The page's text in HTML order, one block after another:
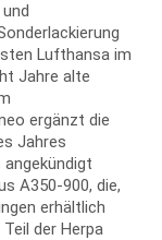
Lufthansa im
Jahre alte
ergänzt die
Jahres
A350-900, die,
erhältlich
der Herpa